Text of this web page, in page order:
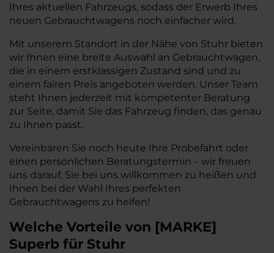
Ihres aktuellen Fahrzeugs, sodass der Erwerb Ihres
neuen Gebrauchtwagens noch einfacher wird.
Mit unserem Standort in der Nähe von Stuhr bieten
wir Ihnen eine breite Auswahl an Gebrauchtwagen,
die in einem erstklassigen Zustand sind und zu
einem fairen Preis angeboten werden. Unser Team
steht Ihnen jederzeit mit kompetenter Beratung
zur Seite, damit Sie das Fahrzeug finden, das genau
zu Ihnen passt.
Vereinbaren Sie noch heute Ihre Probefahrt oder
einen persönlichen Beratungstermin – wir freuen
uns darauf, Sie bei uns willkommen zu heißen und
Ihnen bei der Wahl Ihres perfekten
Gebrauchtwagens zu helfen!
Welche Vorteile von [MARKE]
Superb für Stuhr